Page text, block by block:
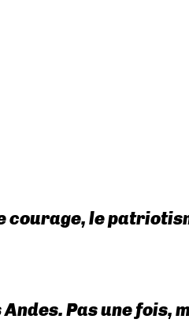
courage, le
Pas une fois,